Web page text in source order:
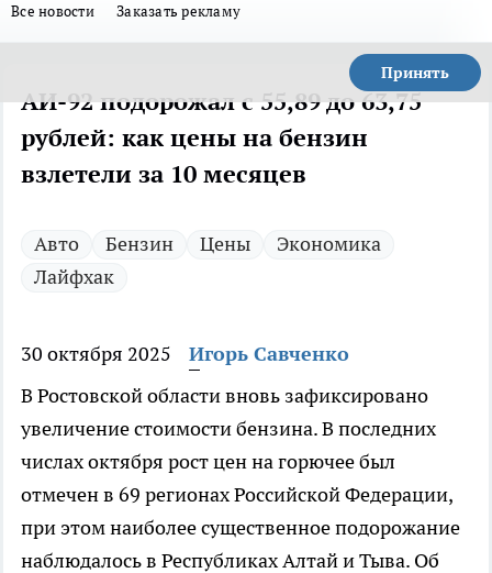
Все новости Заказать рекламу
Принять
АИ-92 подорожал с 55,89 до 63,75
рублей: как цены на бензин
взлетели за 10 месяцев
Авто Бензин Цены
Экономика
Лайфхак
30 октября 2025
Игорь Савченко
В Ростовской области вновь зафиксировано
увеличение стоимости бензина. В последних
числах октября рост цен на горючее был
отмечен в 69 регионах Российской Федерации,
при этом наиболее существенное подорожание
наблюдалось в Республиках Алтай и Тыва. Об